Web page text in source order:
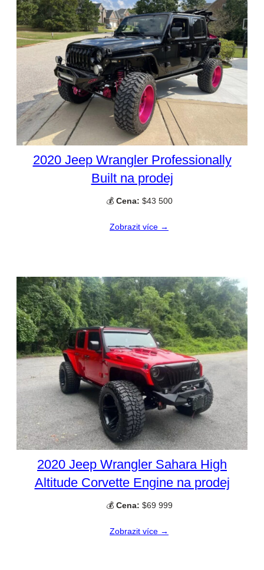
2020 Jeep Wrangler Professionally
Built na prodej
💰 Cena: $43 500
Zobrazit více →
2020 Jeep Wrangler Sahara High
Altitude Corvette Engine na prodej
💰 Cena: $69 999
Zobrazit více →